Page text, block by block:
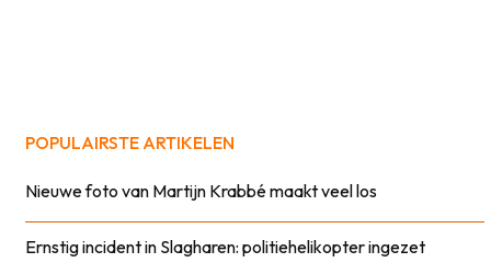
POPULAIRSTE ARTIKELEN
Nieuwe foto van Martijn Krabbé maakt veel los
Ernstig incident in Slagharen: politiehelikopter ingezet